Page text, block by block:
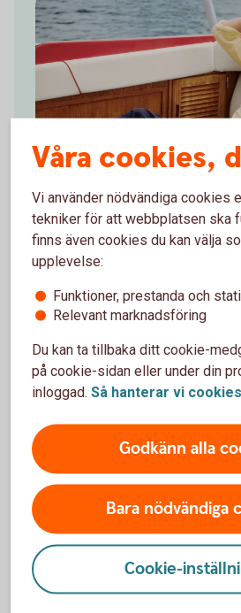
30 % på The Resort Co
Upptäck The Resort Co stiliga
Kollektionerna erbjuder
badbyxor, solglasögon och
Använd ditt Mastercard Platinum
erbjudandet. Erbjudandet gäller
Ta del av alla
Mastercard Platinum
Hitta erbjudanden i
Våra cookies,
Vi använder nödvändiga cookies
tekniker för att webbplatsen ska
finns även cookies du kan välja
upplevelse:
Funktioner, prestanda och
Relevant marknadsföring
Du kan ta tillbaka ditt cookie-
på cookie-sidan eller under din
inloggad. Så hanterar vi cookies
Godkänn alla
Bara nödvändiga
Cookie-